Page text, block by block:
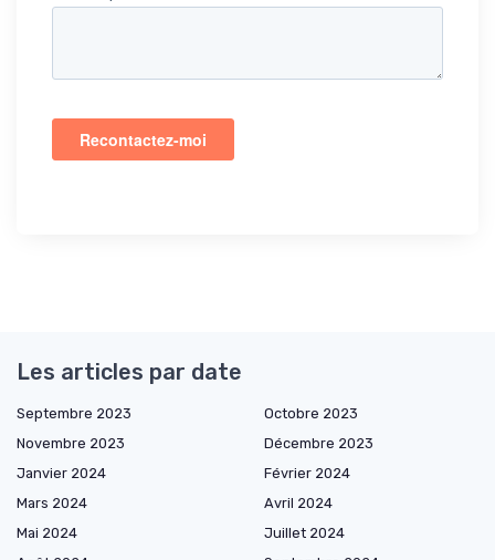
Les articles par date
Septembre 2023
Octobre 2023
Novembre 2023
Décembre 2023
Janvier 2024
Février 2024
Mars 2024
Avril 2024
Mai 2024
Juillet 2024